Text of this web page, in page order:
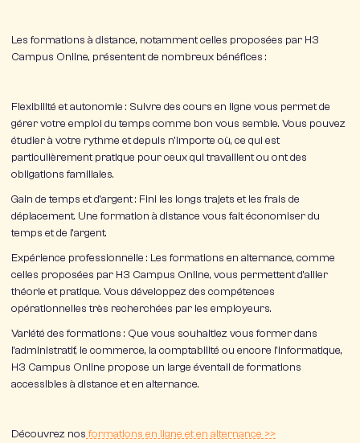
Les formations à distance, notamment celles proposées par H3
Campus Online, présentent de nombreux bénéfices :
Flexibilité et autonomie : Suivre des cours en ligne vous permet de
gérer votre emploi du temps comme bon vous semble. Vous pouvez
étudier à votre rythme et depuis n’importe où, ce qui est
particulièrement pratique pour ceux qui travaillent ou ont des
obligations familiales.
Gain de temps et d’argent: Fini les longs trajets et les frais de
déplacement. Une formation à distance vous fait économiser du
temps et de l’argent.
Expérience professionnelle : Les formations en alternance, comme
celles proposées par H3 Campus Online, vous permettent d’allier
théorie et pratique. Vous développez des compétences
opérationnelles très recherchées par les employeurs.
Variété des formations : Que vous souhaitiez vous former dans
l’administratif, le commerce, la comptabilité ou encore l’informatique,
H3 Campus Online propose un large éventail de formations
accessibles à distance et en alternance.
Découvrez nos formations en ligne et en alternance >>